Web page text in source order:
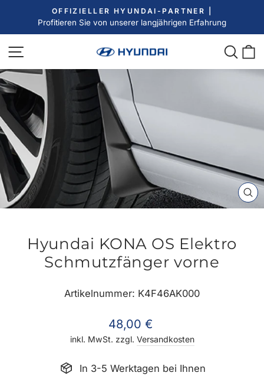
Inhalt
Pause
OFFIZIELLER HYUNDAI-PARTNER |
Profitieren Sie von unserer langjährigen Erfahrung
Seitennavigation
Hyundai KONA OS Elektro
Schmutzfänger vorne
Artikelnummer: K4F46AK000
Normaler
Preis
48,00 €
inkl. MwSt. zzgl. Versandkosten
In 3-5 Werktagen bei Ihnen